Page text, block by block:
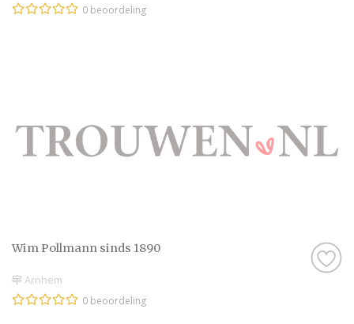
0 beoordeling
Wim Pollmann sinds 1890
Arnhem
0 beoordeling